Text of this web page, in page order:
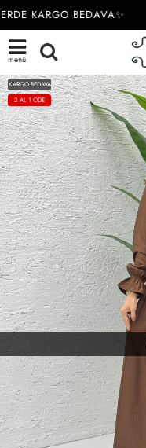
KARGO BEDAVA✨
menü
KARGO BEDAVA
2 AL 1 ÖDE